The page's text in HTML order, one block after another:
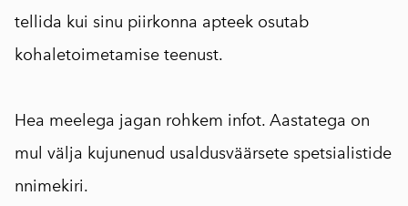
tellida kui sinu piirkonna apteek osutab
kohaletoimetamise teenust.
Hea meelega jagan rohkem infot. Aastatega on
mul välja kujunenud usaldusväärsete spetsialistide
nnimekiri.